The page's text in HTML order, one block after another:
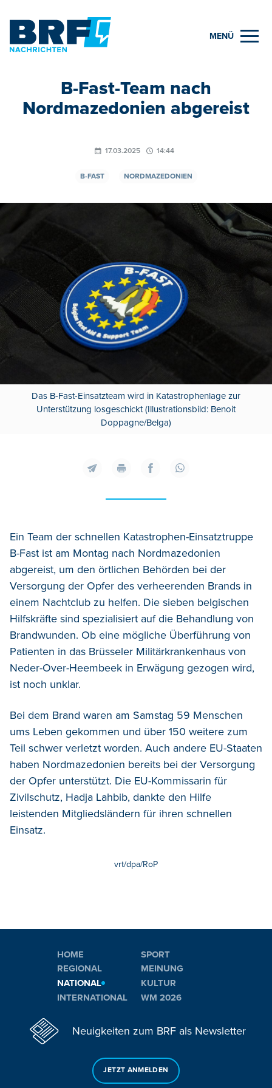
MENÜ
B-Fast-Team nach
Nordmazedonien abgereist
17.03.2025 14:44
B-FAST NORDMAZEDONIEN
Das B-Fast-Einsatzteam wird in Katastrophenlage zur
Unterstützung losgeschickt (Illustrationsbild: Benoit
Doppagne/Belga)
Ein Team der schnellen Katastrophen-Einsatztruppe
B-Fast ist am Montag nach Nordmazedonien
abgereist, um den örtlichen Behörden bei der
Versorgung der Opfer des verheerenden Brands in
einem Nachtclub zu helfen. Die sieben belgischen
Hilfskräfte sind spezialisiert auf die Behandlung von
Brandwunden. Ob eine mögliche Überführung von
Patienten in das Brüsseler Militärkrankenhaus von
Neder-Over-Heembeek in Erwägung gezogen wird,
ist noch unklar.
Bei dem Brand waren am Samstag 59 Menschen
ums Leben gekommen und über 150 weitere zum
Teil schwer verletzt worden. Auch andere EU-Staaten
haben Nordmazedonien bereits bei der Versorgung
der Opfer unterstützt. Die EU-Kommissarin für
Zivilschutz, Hadja Lahbib, dankte den Hilfe
leistenden Mitgliedsländern für ihren schnellen
Einsatz.
vrt/dpa/RoP
HOME
REGIONAL
NATIONAL
INTERNATIONAL
SPORT
MEINUNG
KULTUR
WM 2026
Neuigkeiten zum BRF als Newsletter
JETZT ANMELDEN